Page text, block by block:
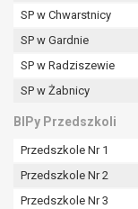
SP w Chwarstnicy
SP w Gardnie
SP w Radziszewie
SP w Żabnicy
BIPy Przedszkoli
Przedszkole Nr 1
Przedszkole Nr 2
Przedszkole Nr 3